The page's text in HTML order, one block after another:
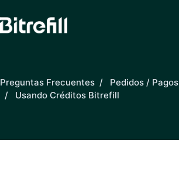
Preguntas Frecuentes
Pedidos / Pagos
Usando Créditos Bitrefill